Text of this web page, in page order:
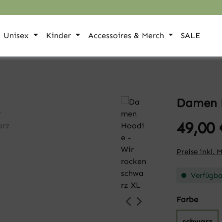
Unisex Kinder Accessoires & Merch SALE
Damen
49,00
Preise inkl.
Farbe